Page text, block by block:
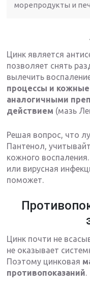
морепродукты и
Цинк является
позволяет снять
вылечить
процессы и
аналогичными
действием (мазь
Решая вопрос, что
Пантенол,
кожного
или вирусная
поможет.
Цинк почти не
не оказывает
Поэтому цинковая
противопоказаний.